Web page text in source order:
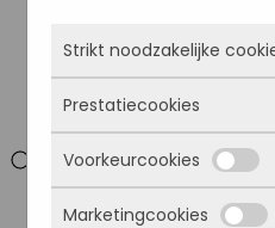
Adverteren
Colofon
Mijn Account
Strikt noodzakelijke
Deze cookies zorgen
überhaupt werkt. Ze
kunnen niet worden
ze alleen geplaatst als
inloggen, een formulier
Prestatiecookies
Met deze cookies zien
bezocht wordt, waar
komen en welke
Voorkeurcookies
Deze cookies
Marketingcookies